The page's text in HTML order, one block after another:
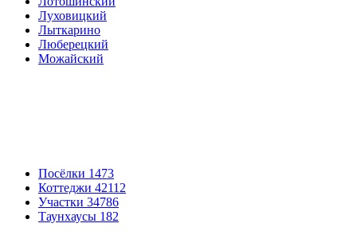
Луховицкий
Лыткарино
Люберецкий
Можайский
Посёлки 1473
Коттеджи 42112
Участки 34786
Таунхаусы 182